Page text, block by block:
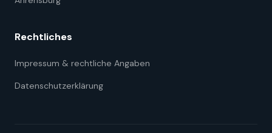
Rechtliches
Impressum & rechtliche Angaben
Datenschutzerklärung